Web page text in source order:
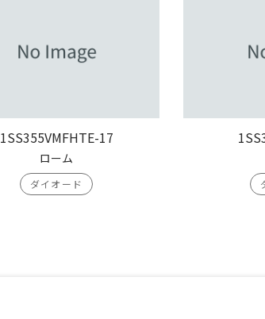
1SS355VMFHTE-17
ローム
ダイオード